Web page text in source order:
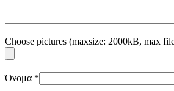
Choose pictures (maxsize: 2000kB, max
Όνομα *